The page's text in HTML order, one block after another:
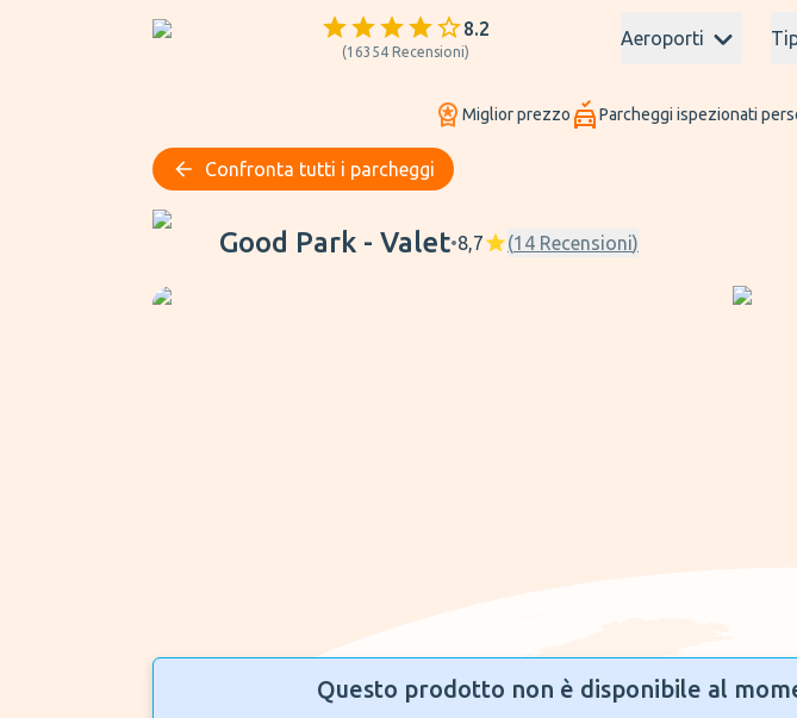
8.2
(16354 Recensioni)
Aeroporti
Miglior prezzo Parcheggi ispezionati
Confronta tutti i parcheggi
Good Park - Valet
Good Park - Valet•8,7 (14 Recensioni)
Questo prodotto non è disponibile al